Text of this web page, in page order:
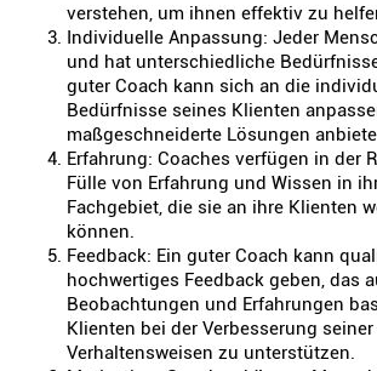
verstehen, um ihnen effektiv zu
Individuelle Anpassung: Jeder
und hat unterschiedliche
guter Coach kann sich an die
Bedürfnisse seines Klienten
maßgeschneiderte Lösungen
Erfahrung: Coaches verfügen in der
Fülle von Erfahrung und Wissen in
Fachgebiet, die sie an ihre Klienten
können.
Feedback: Ein guter Coach kann
hochwertiges Feedback geben, das
Beobachtungen und Erfahrungen
Klienten bei der Verbesserung
Verhaltensweisen zu unterstützen.